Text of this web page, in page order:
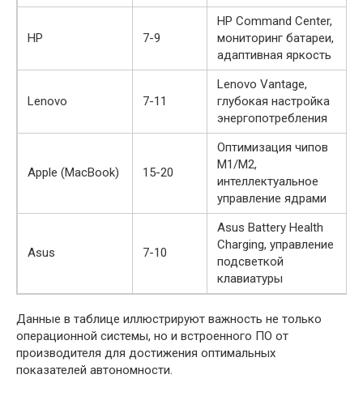
HP 7-9
HP Command Center,
мониторинг батареи,
адаптивная яркость
Lenovo 7-11
Lenovo Vantage,
глубокая настройка
энергопотребления
Apple (MacBook) 15-20
Оптимизация чипов
M1/M2,
интеллектуальное
управление ядрами
Asus 7-10
Asus Battery Health
Charging, управление
подсветкой
клавиатуры
Данные в таблице иллюстрируют важность не только
операционной системы, но и встроенного ПО от
производителя для достижения оптимальных
показателей автономности.